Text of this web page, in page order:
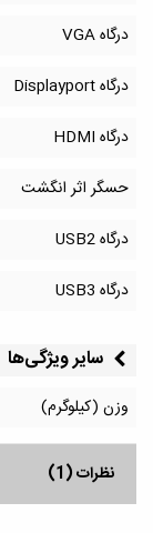
درگاه VGA
درگاه Displayport
درگاه HDMI
حسگر اثر انگشت
درگاه‌ USB2
درگاه‌ USB3
سایر ویژگی‌ها
وزن (کیلوگرم)
نظرات (1)